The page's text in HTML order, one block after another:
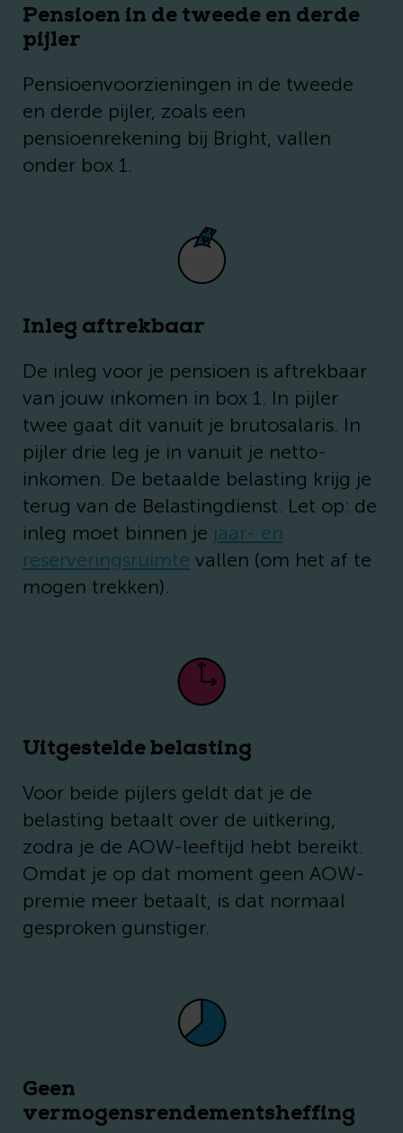
Pensioen in de tweede en derde
pijler
Pensioenvoorzieningen in de tweede
en derde pijler, zoals een
pensioenrekening bij Bright, vallen
onder box 1.
Inleg aftrekbaar
De inleg voor je pensioen is aftrekbaar
van jouw inkomen in box 1. In pijler
twee gaat dit vanuit je brutosalaris. In
pijler drie leg je in vanuit je netto-
inkomen. De betaalde belasting krijg je
terug van de Belastingdienst. Let op: de
inleg moet binnen je jaar- en
reserveringsruimte vallen (om het af te
mogen trekken).
Uitgestelde belasting
Voor beide pijlers geldt dat je de
belasting betaalt over de uitkering,
zodra je de AOW-leeftijd hebt bereikt.
Omdat je op dat moment geen AOW-
premie meer betaalt, is dat normaal
gesproken gunstiger.
Geen
vermogensrendementsheffing